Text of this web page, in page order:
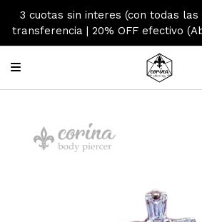
3 cuotas sin interes (con todas las
transferencia | 20% OFF efectivo